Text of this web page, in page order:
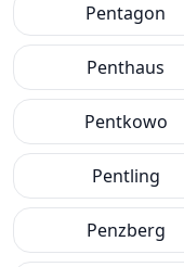
Pentagon
Penthaus
Pentkowo
Pentling
Penzberg